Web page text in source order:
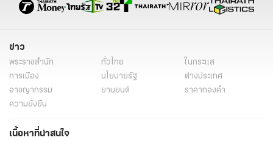
ข่าว
พระราชสำนัก ทั่วไทย
ในกระแส
การเมือง
นโยบายรัฐ
ต่างประเทศ
อาชญากรรม
ยานยนต์
ราคาทองคำ
ความยั่งยืน
เนื้อหาที่น่าสนใจ